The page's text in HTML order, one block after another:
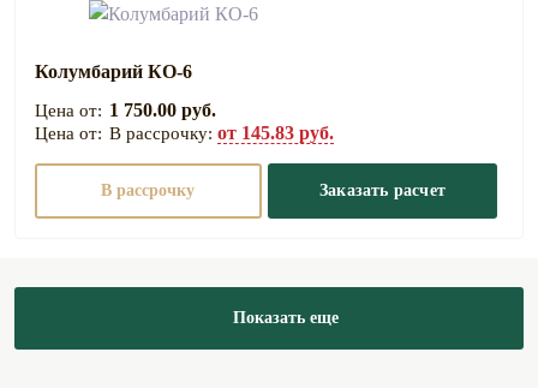
Колумбарий КО-6
1 750.00 руб.
В рассрочку: от 145.83 руб.
В рассрочку Заказать расчет
Показать еще